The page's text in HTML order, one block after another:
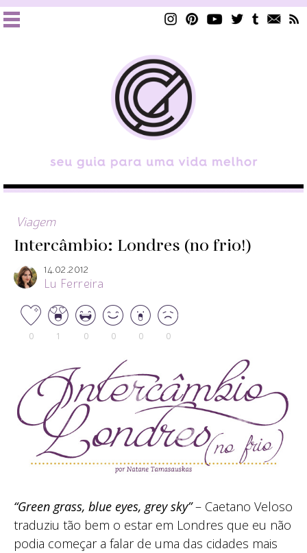
Viagem
Intercâmbio: Londres (no frio!)
14.02.2012
Lu Ferreira
0 1 0 0 0 0
“Green grass, blue eyes, grey sky”– Caetano Veloso
traduziu tão bem o estar em Londres que eu não
podia começar a falar de uma das cidades mais